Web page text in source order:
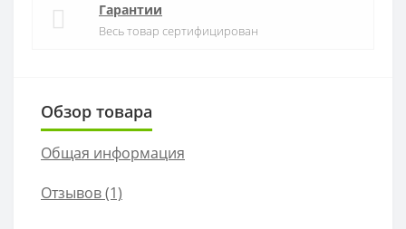
Гарантии
Весь товар сертифицирован
Обзор товара
Общая информация
Отзывов (1)